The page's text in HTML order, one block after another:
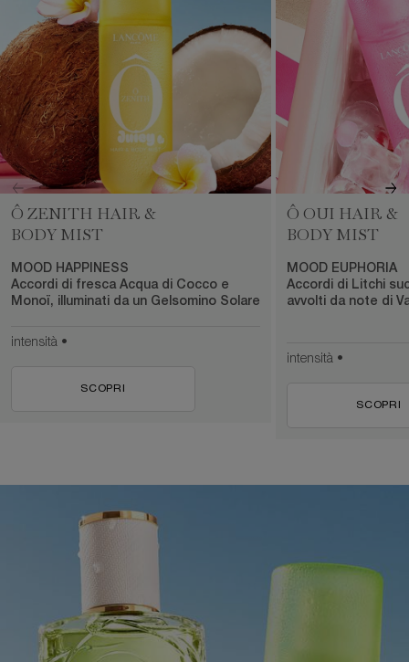
Ô ZENITH HAIR &
BODY MIST
MOOD HAPPINESS
Accordi di fresca Acqua di Cocco e
Monoï, illuminati da un Gelsomino Solare
intensità •
SCOPRI
Ô OUI HAIR &
BODY MIST
MOOD EUPHORIA
Accordi di Litchi
avvolti da note di
intensità •
SCOPRI